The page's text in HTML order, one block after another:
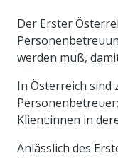
Der Erster
werden muß,
In Österreich sind
Klient:innen in
Anlässlich des